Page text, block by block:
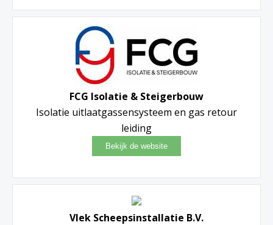
FCG Isolatie & Steigerbouw
Isolatie uitlaatgassensysteem en gas retour
leiding
Vlek Scheepsinstallatie B.V.